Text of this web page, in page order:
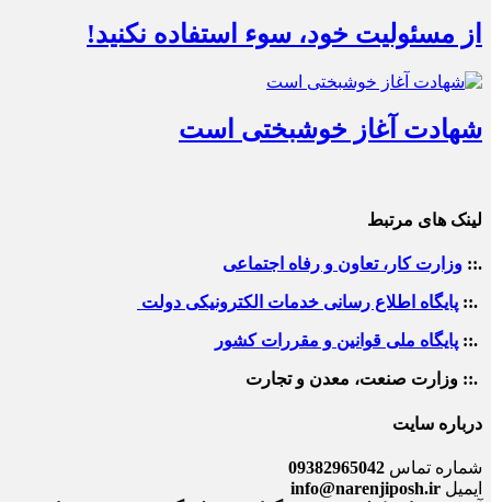
از مسئولیت خود، سوء استفاده نکنید!
شهادت آغاز خوشبختی است
لینک های مرتبط
.:: وزارت کار، تعاون و رفاه اجتماعی
.:: پایگاه اطلاع رسانی خدمات الکترونیکی دولت
.:: پایگاه ملی قوانین و مقررات کشور
.:: وزارت صنعت، معدن و تجارت
درباره سایت
شماره تماس 09382965042
ایمیل info@narenjiposh.ir